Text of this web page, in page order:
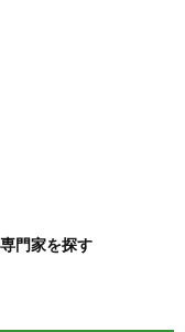
門家を探す